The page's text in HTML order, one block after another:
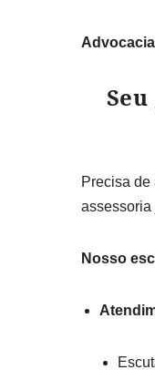
Precisa
assessoria
Nosso